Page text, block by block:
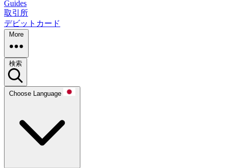
Guides
取引所
デビットカード
More
検索
Choose Language